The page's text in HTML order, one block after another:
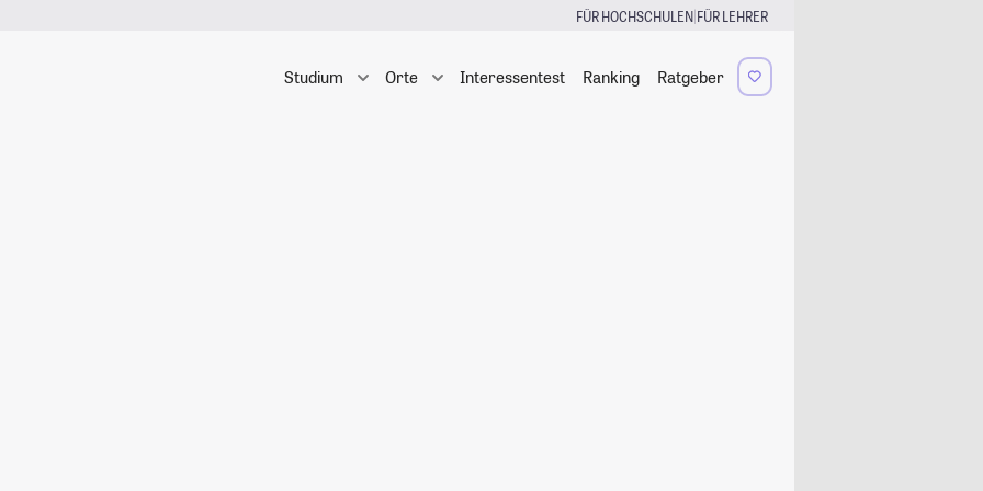
FÜR HOCHSCHULEN|FÜR LEHRER
Studium Orte Interessentest Ranking Ratgeber